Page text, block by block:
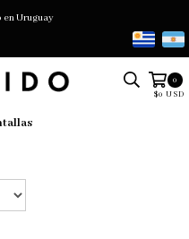
Uruguay
0
$0 USD